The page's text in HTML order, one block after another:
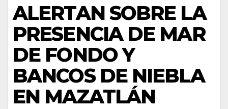
ALERTAN SOBRE LA
PRESENCIA DE MAR
DE FONDO Y
BANCOS DE NIEBLA
EN MAZATLÁN